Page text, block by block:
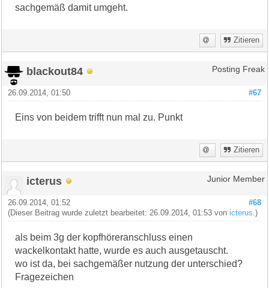
sachgemäß damit umgeht.
Zitieren
blackout84 Posting Freak
#67
26.09.2014, 01:50
Eins von beidem trifft nun mal zu. Punkt
Zitieren
icterus Junior Member
#68
26.09.2014, 01:52
(Dieser Beitrag wurde zuletzt bearbeitet: 26.09.2014, 01:53 vonicterus .)
als beim 3g der kopfhöreranschluss einen
wackelkontakt hatte, wurde es auch ausgetauscht.
wo ist da, bei sachgemäßer nutzung der unterschied?
Fragezeichen